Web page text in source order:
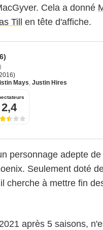
Cela a donné
Till en tête d'affiche.
Mays, Justin Hires
2,4
personnage adepte
Seulement doté
cherche à mettre fin
après 5 saisons,